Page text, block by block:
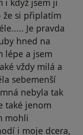
i když jsem ji
že si připlatím
Je pravda
hned na
lépe a jsem
vždy milá a
sebemenší
nebyla tak
také jenom
mohli
i moje dcera,